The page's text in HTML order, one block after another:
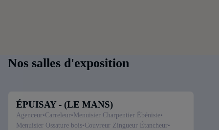
travaux de maçonnerie générale, gros oeuvre de bâtiment, placo isolation et
aménagement de combles.
Nos salles d'exposition
ÉPUISAY - (LE MANS)
Agenceur Carreleur Menuisier Charpentier Ébéniste
Menuisier Ossature bois Couvreur Zingueur Étancheur